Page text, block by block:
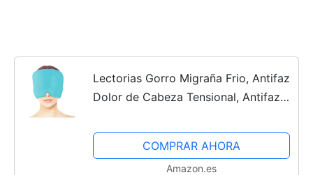
Lectorias Gorro Migraña Frio, Antifaz
Dolor de Cabeza Tensional, Antifaz
Cap Diseño de Una Sola Capa,
Migraña Alivio,...
COMPRAR AHORA
Amazon.es